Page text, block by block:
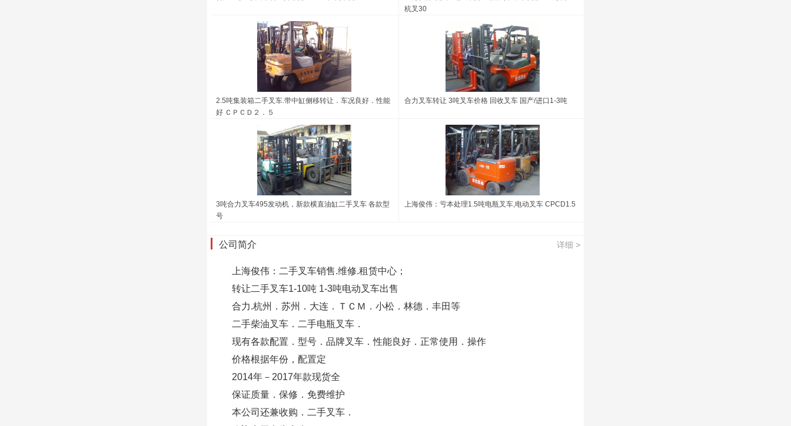
杭叉30
2.5吨集装箱二手叉车.带中缸侧移转让．车况良好．性能
好 ＣＰＣＤ２．５
合力叉车转让 3吨叉车价格 回收叉车 国产/进口1-3吨
3吨合力叉车495发动机，新款横直油缸二手叉车 各款型
号
上海俊伟：亏本处理1.5吨电瓶叉车,电动叉车 CPCD1.5
公司简介 详细 >
上海俊伟：二手叉车销售.维修.租赁中心；
转让二手叉车1-10吨 1-3吨电动叉车出售
合力.杭州．苏州．大连．ＴＣＭ．小松．林德．丰田等
二手柴油叉车．二手电瓶叉车．
现有各款配置．型号．品牌叉车．性能良好．正常使用．操作
价格根据年份，配置定
2014年－2017年款现货全
保证质量．保修．免费维护
本公司还兼收购．二手叉车．